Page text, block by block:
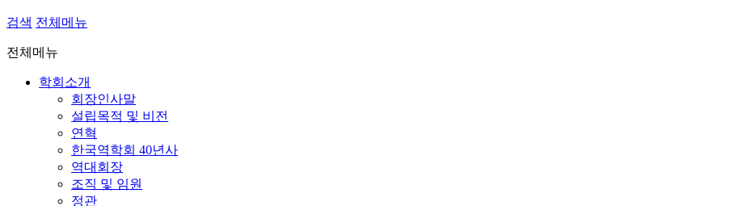
검색 전체메뉴
전체메뉴
학회소개
회장인사말
설립목적 및 비전
연혁
한국역학회 40년사
역대회장
조직 및 임원
정관